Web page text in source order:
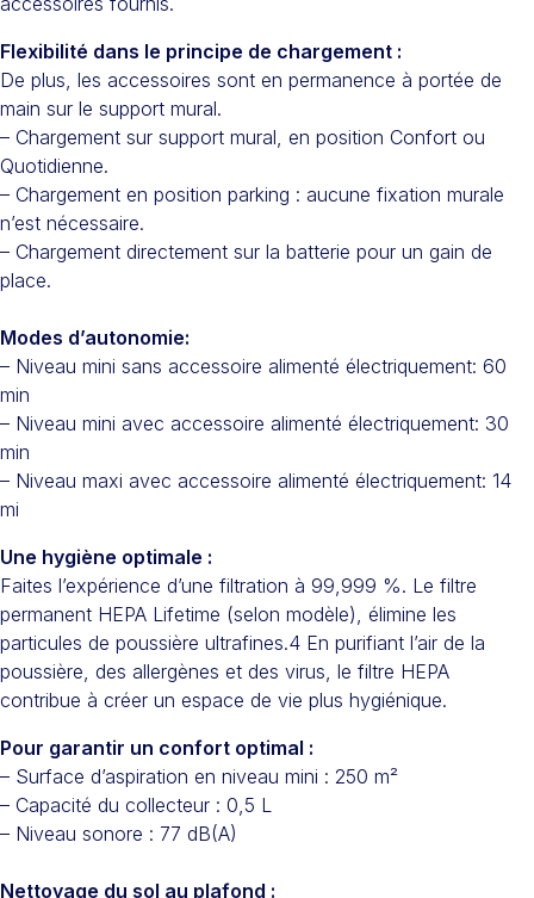
Flexibilité dans le principe de chargement :
De plus, les accessoires sont en permanence à portée de
main sur le support mural.
– Chargement sur support mural, en position Confort ou
Quotidienne.
– Chargement en position parking : aucune fixation murale
n’est nécessaire.
– Chargement directement sur la batterie pour un gain de
place.
Modes d’autonomie:
– Niveau mini sans accessoire alimenté électriquement: 60
min
– Niveau mini avec accessoire alimenté électriquement: 30
min
– Niveau maxi avec accessoire alimenté électriquement: 14
mi
Une hygiène optimale :
Faites l’expérience d’une filtration à 99,999 %. Le filtre
permanent HEPA Lifetime (selon modèle), élimine les
particules de poussière ultrafines.4 En purifiant l’air de la
poussière, des allergènes et des virus, le filtre HEPA
contribue à créer un espace de vie plus hygiénique.​
Pour garantir un confort optimal :
– Surface d’aspiration en niveau mini : 250 m²
– Capacité du collecteur : 0,5 L
– Niveau sonore : 77 dB(A)
Nettoyage du sol au plafond :